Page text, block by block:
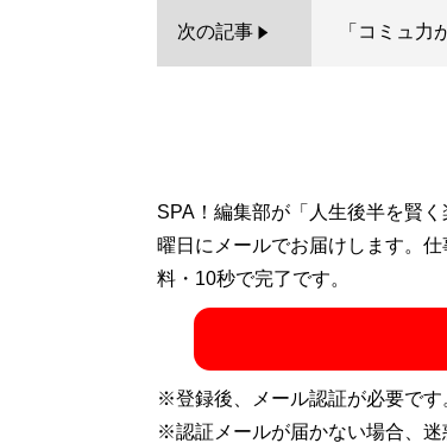
次の記事 「コミュ
SPA！編集部が「人生後半を賢
曜日にメールでお届けします。
料・10秒で完了です。
※登録後、メール認証が必要です
※認証メールが届かない場合、